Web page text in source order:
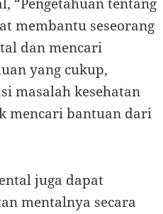
membantu seseorang
dan mencari
yang cukup,
masalah kesehatan
mencari bantuan dari
juga dapat
mentalnya secara